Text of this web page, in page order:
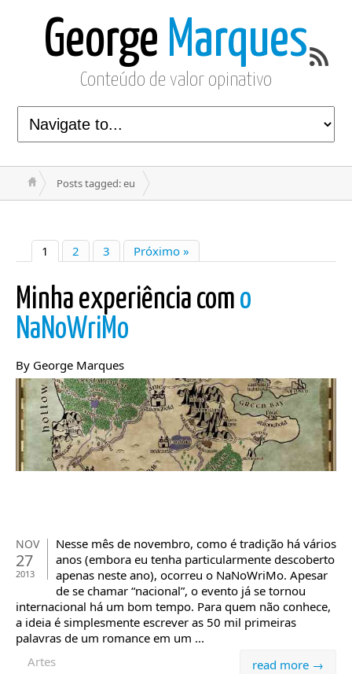
George Marques
Conteúdo de valor opinativo
Posts tagged: eu
1 2 3 Próximo »
Minha experiência com o
NaNoWriMo
By George Marques
NOV
27
2013
Nesse mês de novembro, como é tradição há vários
anos (embora eu tenha particularmente descoberto
apenas neste ano), ocorreu o NaNoWriMo. Apesar
de se chamar “nacional”, o evento já se tornou
internacional há um bom tempo. Para quem não conhece,
a ideia é simplesmente escrever as 50 mil primeiras
palavras de um romance em um ...
read more →
Artes